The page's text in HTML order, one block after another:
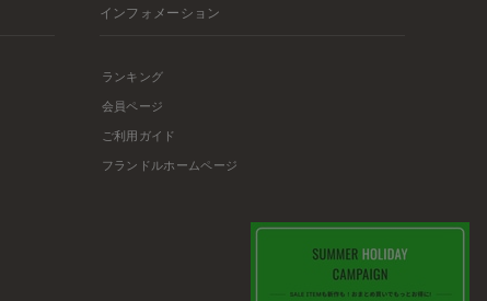
インフォメーション
ランキング
会員ページ
ご利用ガイド
フランドルホームページ